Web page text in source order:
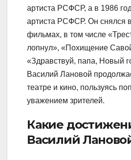
артиста РСФСР, а в 1986
артиста РСФСР. Он снялся
фильмах, в том числе
лопнул», «Похищение
«Здравствуй, папа, Новый
Василий Лановой
театре и кино, пользуясь
уважением зрителей.
Какие
Василий